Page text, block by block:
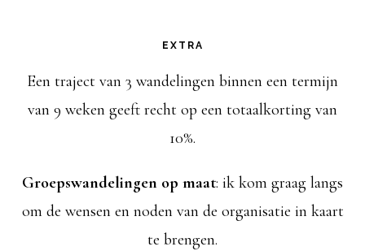
EXTRA
Een traject van 3 wandelingen binnen een termijn
van 9 weken geeft recht op een totaalkorting van
10%.
Groepswandelingen op maat: ik kom graag langs
om de wensen en noden van de organisatie in kaart
te brengen.